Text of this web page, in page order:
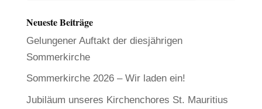
Neueste Beiträge
Gelungener Auftakt der diesjährigen
Sommerkirche
Sommerkirche 2026 – Wir laden ein!
Jubiläum unseres Kirchenchores St. Mauritius